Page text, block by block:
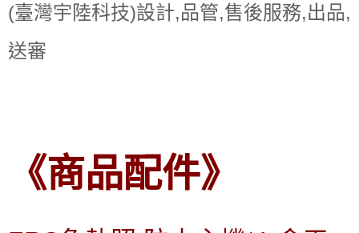
(臺灣宇陸科技)設計,品管,售後服務,出品,
送審
《商品配件》